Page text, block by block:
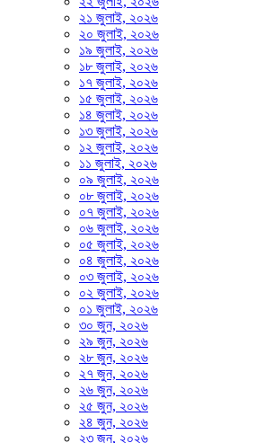
২১ জুলাই, ২০২৬
২০ জুলাই, ২০২৬
১৯ জুলাই, ২০২৬
১৮ জুলাই, ২০২৬
১৭ জুলাই, ২০২৬
১৫ জুলাই, ২০২৬
১৪ জুলাই, ২০২৬
১৩ জুলাই, ২০২৬
১২ জুলাই, ২০২৬
১১ জুলাই, ২০২৬
০৯ জুলাই, ২০২৬
০৮ জুলাই, ২০২৬
০৭ জুলাই, ২০২৬
০৬ জুলাই, ২০২৬
০৫ জুলাই, ২০২৬
০৪ জুলাই, ২০২৬
০৩ জুলাই, ২০২৬
০২ জুলাই, ২০২৬
০১ জুলাই, ২০২৬
৩০ জুন, ২০২৬
২৯ জুন, ২০২৬
২৮ জুন, ২০২৬
২৭ জুন, ২০২৬
২৬ জুন, ২০২৬
২৫ জুন, ২০২৬
২৪ জুন, ২০২৬
২৩ জুন, ২০২৬